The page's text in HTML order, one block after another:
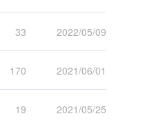
33 2022/05/09
170 2021/06/01
19 2021/05/25